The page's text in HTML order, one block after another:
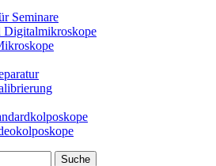
Seminare
Digitalmikroskope
Suche